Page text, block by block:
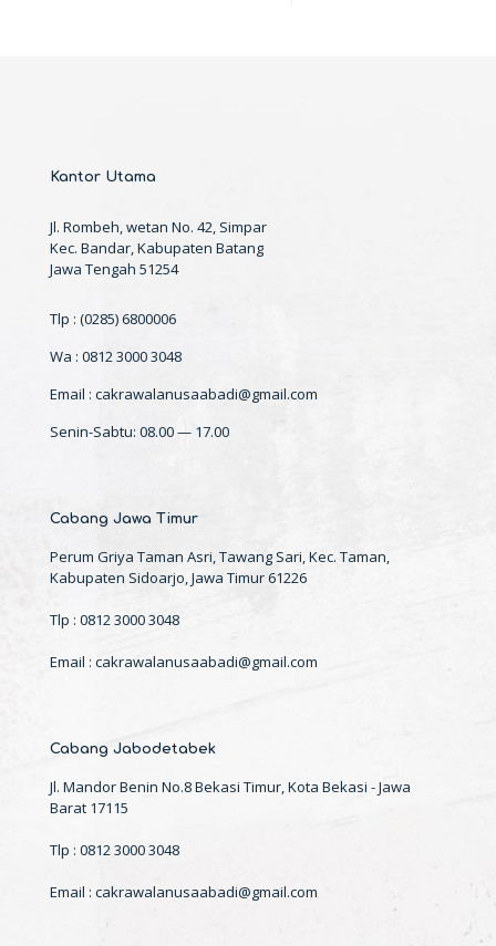
Kantor Utama
Jl. Rombeh, wetan No. 42, Simpar
Kec. Bandar, Kabupaten Batang
Jawa Tengah 51254
Tlp : (0285) 6800006
Wa : 0812 3000 3048
Email : cakrawalanusaabadi@gmail.com
Senin-Sabtu: 08.00 — 17.00
Cabang Jawa Timur
Perum Griya Taman Asri, Tawang Sari, Kec. Taman,
Kabupaten Sidoarjo, Jawa Timur 61226
Tlp : 0812 3000 3048
Email : cakrawalanusaabadi@gmail.com
Cabang Jabodetabek
Jl. Mandor Benin No.8 Bekasi Timur, Kota Bekasi - Jawa
Barat 17115
Tlp : 0812 3000 3048
Email : cakrawalanusaabadi@gmail.com